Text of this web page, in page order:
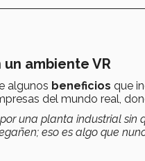
ambiente VR
algunos beneficios que
del mundo real,
una planta industrial
eso es algo que